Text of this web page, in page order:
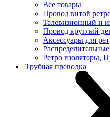
Все товары
Провод витой
Телевизионный и
Провод круглый
Аксессуары для
Ретро изоляторы,
Трубная проводка